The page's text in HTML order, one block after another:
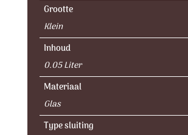
Grootte
Klein
Inhoud
0.05 Liter
Materiaal
Glas
Type sluiting